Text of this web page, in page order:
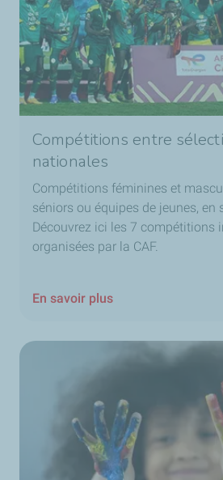
Compétitions entre
nationales
Compétitions féminines et
séniors ou équipes de jeunes, en
Découvrez ici les 7 compétitions
organisées par la CAF.
En savoir plus